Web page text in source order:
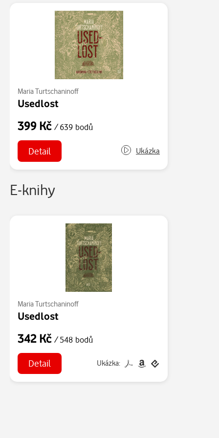
Maria Turtschaninoff
Usedlost
399 Kč / 639 bodů
Detail Ukázka
E-knihy
Maria Turtschaninoff
Usedlost
342 Kč / 548 bodů
Detail Ukázka: